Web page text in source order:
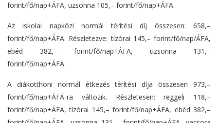
forint/fő/nap+ÁFA, uzsonna 105,– forint/fő/nap+ÁFA.
Az iskolai napközi normál térítési díj összesen: 658,–
forint/fő/nap+ÁFA. Részletezve: tízórai 145,– forint/fő/nap/ÁFA,
ebéd 382,– forint/fő/nap+ÁFA, uzsonna 131,–
forint/fő/nap+ÁFA.
A diákotthoni normál étkezés térítési díja összesen 973,–
forint/fő/nap+ÁFÁ-ra változik. Részletesen: reggeli 118,–
forint/fő/nap+ÁFA, tízórai 145,– forint/fő/nap+ÁFA, ebéd 382,–